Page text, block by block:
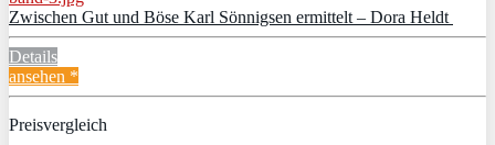
Zwischen Gut und Böse Karl Sönnigsen ermittelt – Dora Heldt
Details
ansehen *
Preisvergleich